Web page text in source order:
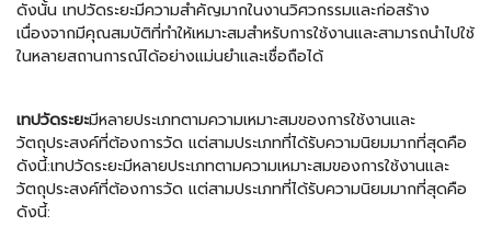
ดังนั้น เทปวัดระยะมีความสำคัญมากในงานวิศวกรรมและก่อสร้าง
เนื่องจากมีคุณสมบัติที่ทำให้เหมาะสมสำหรับการใช้งานและสามารถนำไปใช้
ในหลายสถานการณ์ได้อย่างแม่นยำและเชื่อถือได้
เทปวัดระยะมีหลายประเภทตามความเหมาะสมของการใช้งานและ
วัตถุประสงค์ที่ต้องการวัด แต่สามประเภทที่ได้รับความนิยมมากที่สุดคือ
ดังนี้:เทปวัดระยะมีหลายประเภทตามความเหมาะสมของการใช้งานและ
วัตถุประสงค์ที่ต้องการวัด แต่สามประเภทที่ได้รับความนิยมมากที่สุดคือ
ดังนี้: